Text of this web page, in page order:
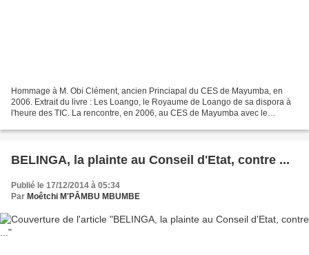
Hommage à M. Obi Clément, ancien Princiapal du CES de Mayumba, en
2006. Extrait du livre : Les Loango, le Royaume de Loango de sa dispora à
l'heure des TIC. La rencontre, en 2006, au CES de Mayumba avec le
BELINGA, la plainte au Conseil d'Etat, contre ...
Publié le 17/12/2014 à 05:34
Par Moêtchi M'PÂMBU MBUMBE